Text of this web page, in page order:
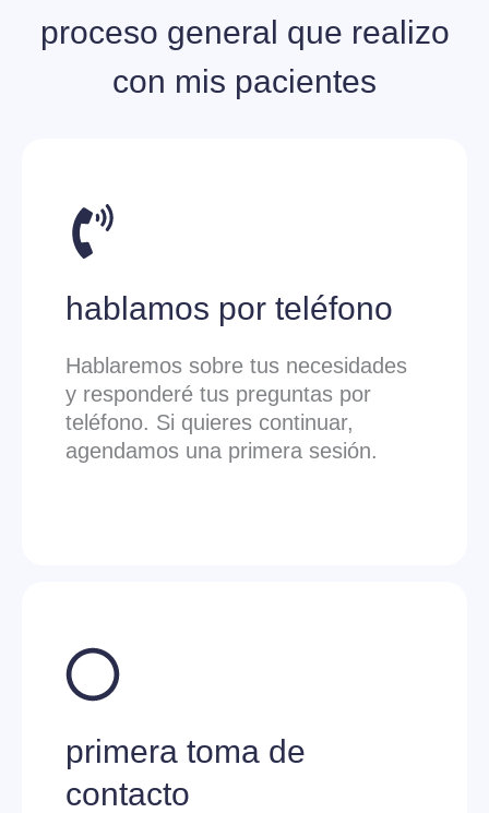
proceso general que realizo
con mis pacientes
hablamos por teléfono
Hablaremos sobre tus necesidades
y responderé tus preguntas por
teléfono. Si quieres continuar,
agendamos una primera sesión.
primera toma de
contacto